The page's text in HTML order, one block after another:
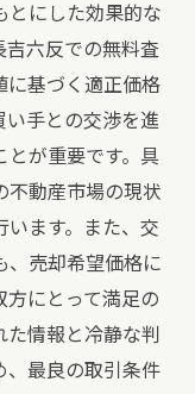
とにした効果的な
六反での無料査
に基づく適正価格
い手との交渉を進
とが重要です。具
不動産市場の現状
います。また、交
、売却希望価格に
方にとって満足の
情報と冷静な判
、最良の取引条件